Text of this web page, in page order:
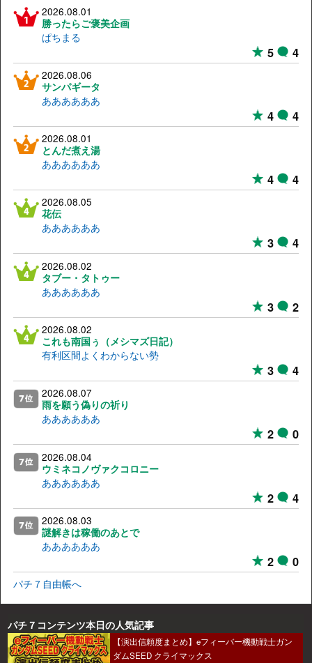
2026.08.01
勝ったらご褒美企画
ぱちまる
5 4
2026.08.06
サンパギータ
ああああああ
4 4
2026.08.01
とんだ煮え湯
ああああああ
4 4
2026.08.05
花伝
ああああああ
3 4
2026.08.02
タブー・タトゥー
ああああああ
3 2
2026.08.02
これも南国ぅ（メシマズ日記）
有利区間よくわからない勢
3 4
2026.08.07
雨を願う偽りの祈り
ああああああ
2 0
2026.08.04
ウミネコノヴァクコロニー
ああああああ
2 4
2026.08.03
謎解きは稼働のあとで
ああああああ
2 0
パチ７自由帳へ
パチ７コンテンツ本日の人気記事
【演出信頼度まとめ】eフィーバー機動戦士ガン
ダムSEED クライマックス